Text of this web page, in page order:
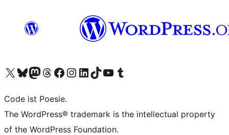
Unser X-Konto (früher Twitter) besuchen
Unser Bluesky-Konto besuchen
Unser Mastodon-Konto besuchen
Unser Threads-Konto besuchen
Unsere Facebook-Seite besuchen
Unser Instagram-Konto besuchen
Unser LinkedIn-Konto besuchen
Unser TikTok-Konto besuchen
Unseren YouTube-Kanal besuchen
Unser Tumblr-Konto besuchen
Code ist Poesie.
The WordPress® trademark is the intellectual property
of the WordPress Foundation.